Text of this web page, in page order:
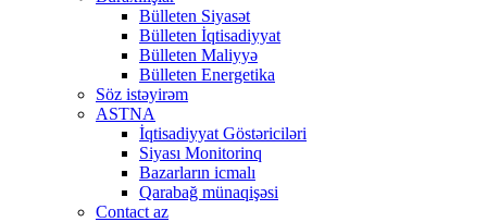
Bülleten Siyasət
Bülleten İqtisadiyyat
Bülleten Maliyyə
Bülleten Energetika
Söz istəyirəm
ASTNA
İqtisadiyyat Göstəriciləri
Siyası Monitorinq
Bazarların icmalı
Qarabağ münaqişəsi
Contact az